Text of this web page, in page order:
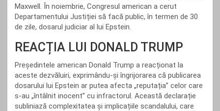
Maxwell. În noiembrie, Congresul american a cerut
Departamentului Justiției să facă public, în termen de 30
de zile, dosarul judiciar al lui Epstein.
REACȚIA LUI DONALD TRUMP
Președintele american Donald Trump a reacționat la
aceste dezvăluiri, exprimându-și îngrijorarea că publicarea
dosarului lui Epstein ar putea afecta „reputația” celor care
s-au „întâlnit inocent” cu infractorul. Această declarație
subliniază complexitatea și implicațiile scandalului, care